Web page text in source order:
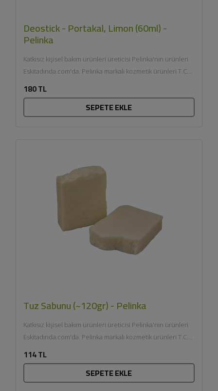
Deostick - Portakal, Limon (60ml) -
Pelinka
Katkısız kişisel bakım ürünleri üreticisi Pelinka'nın ürünleri
Eskitadında.com'da. Pelinka markalı kozmetik ürünleri T.C.
180 TL
SEPETE EKLE
Tuz Sabunu (~120gr) - Pelinka
Katkısız kişisel bakım ürünleri üreticisi Pelinka'nın ürünleri
Eskitadında.com'da. Pelinka markalı kozmetik ürünleri T.C.
114 TL
SEPETE EKLE